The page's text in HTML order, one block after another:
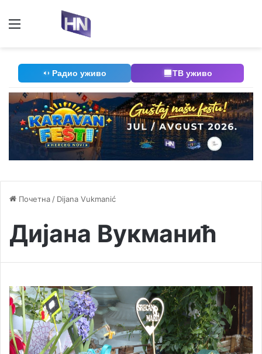
Радио уживо ТВ уживо
Почетна / Dijana Vukmanić
Дијана Вукманић